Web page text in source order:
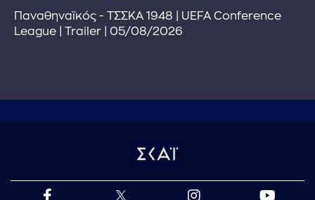
Παναθηναϊκός - ΤΣΣΚΑ 1948 | UEFA Conference
League | Trailer | 05/08/2026